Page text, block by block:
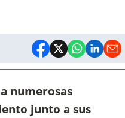
numerosas
junto a sus